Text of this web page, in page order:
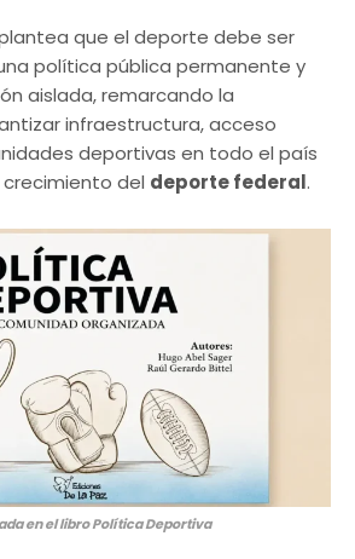
que el deporte debe ser
política pública permanente y
aislada, remarcando la
infraestructura, acceso
deportivas en todo el país
del deporte federal.
en el libro Política Deportiva